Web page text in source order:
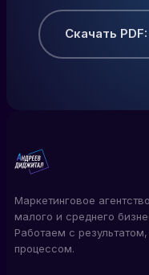
Скачать
Маркетинговое
малого и среднего
Работаем с
процессом.